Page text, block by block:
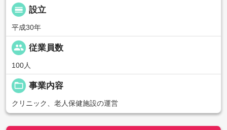
calendar_view_day 設立
平成30年
people 従業員数
100人
folder_open 事業内容
クリニック、老人保健施設の運営